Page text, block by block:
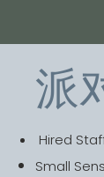
派
Hired
Small